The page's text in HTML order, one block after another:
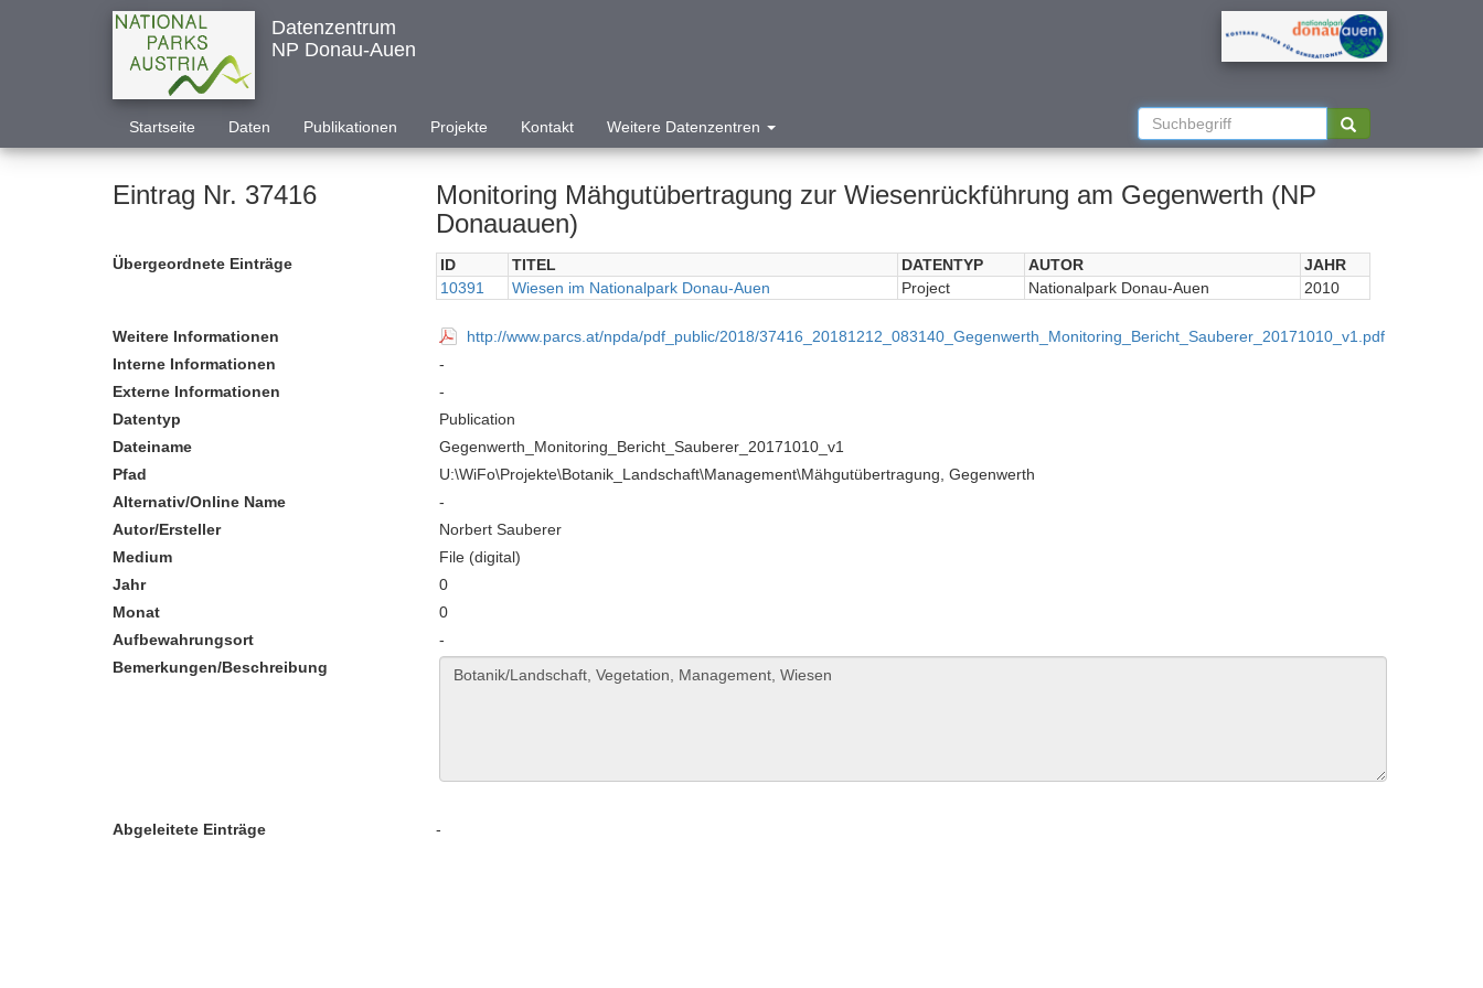
Datenzentrum
NP Donau-Auen
Startseite Daten Publikationen Projekte Kontakt Weitere Datenzentren
Eintrag Nr. 37416
Monitoring Mähgutübertragung zur Wiesenrückführung am Gegenwerth (NP
Donauauen)
Übergeordnete Einträge ID TITEL DATENTYP AUTOR
JAHR
10391
Wiesen im Nationalpark Donau-Auen Project Nationalpark Donau-Auen 2010
Weitere Informationen
http://www.parcs.at/npda/pdf_public/2018/37416_20181212_083140_Gegenwerth_Monitoring_Bericht_Sauberer_20171010_v1.pdf
Interne Informationen
-
Externe Informationen
-
Datentyp
Publication
Dateiname
Gegenwerth_Monitoring_Bericht_Sauberer_20171010_v1
Pfad
U:\WiFo\Projekte\Botanik_Landschaft\Management\Mähgutübertragung, Gegenwerth
Alternativ/Online Name
-
Autor/Ersteller
Norbert Sauberer
Medium
File (digital)
Jahr
0
Monat
0
Aufbewahrungsort
-
Bemerkungen/Beschreibung
Abgeleitete Einträge -